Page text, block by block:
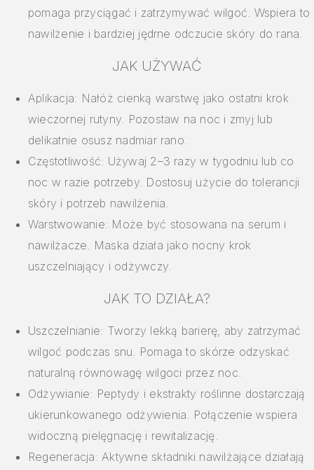
pomaga przyciągać i zatrzymywać wilgoć. Wspiera to
nawilżenie i bardziej jędrne odczucie skóry do rana.
JAK UŻYWAĆ
Aplikacja: Nałóż cienką warstwę jako ostatni krok
wieczornej rutyny. Pozostaw na noc i zmyj lub
delikatnie osusz nadmiar rano.
Częstotliwość: Używaj 2–3 razy w tygodniu lub co
noc w razie potrzeby. Dostosuj użycie do tolerancji
skóry i potrzeb nawilżenia.
Warstwowanie: Może być stosowana na serum i
nawilżacze. Maska działa jako nocny krok
uszczelniający i odżywczy.
JAK TO DZIAŁA?
Uszczelnianie: Tworzy lekką barierę, aby zatrzymać
wilgoć podczas snu. Pomaga to skórze odzyskać
naturalną równowagę wilgoci przez noc.
Odżywianie: Peptydy i ekstrakty roślinne dostarczają
ukierunkowanego odżywienia. Połączenie wspiera
widoczną pielęgnację i rewitalizację.
Regeneracja: Aktywne składniki nawilżające działają